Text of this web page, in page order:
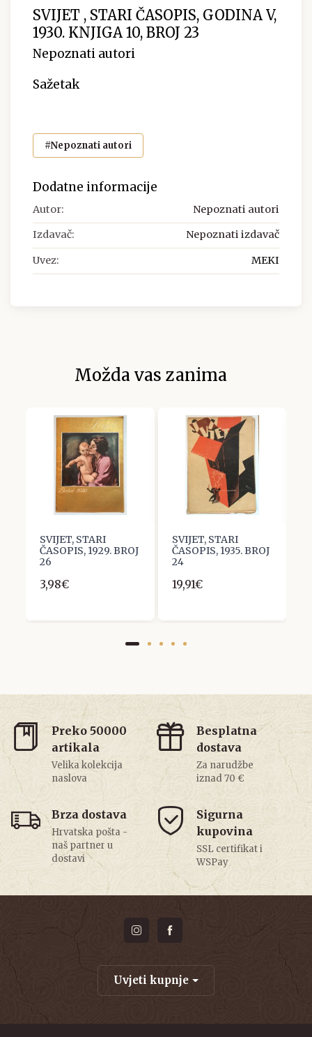
SVIJET , STARI ČASOPIS, GODINA V,
1930. KNJIGA 10, BROJ 23
Nepoznati autori
Sažetak
#Nepoznati autori
Dodatne informacije
Autor: Nepoznati autori
Izdavač: Nepoznati izdavač
Uvez: MEKI
Možda vas zanima
SVIJET, STARI
ČASOPIS, 1929. BROJ
26
3,98€
SVIJET, STARI
ČASOPIS, 1935. BROJ
24
19,91€
Preko 50000
artikala
Velika kolekcija
naslova
Besplatna
dostava
Za narudžbe
iznad 70 €
Brza dostava
Hrvatska pošta -
naš partner u
dostavi
Sigurna
kupovina
SSL certifikat i
WSPay
Uvjeti kupnje